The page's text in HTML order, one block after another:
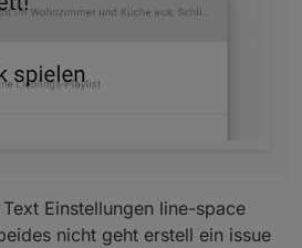
Einstellungen line-space
nicht geht erstell ein issue